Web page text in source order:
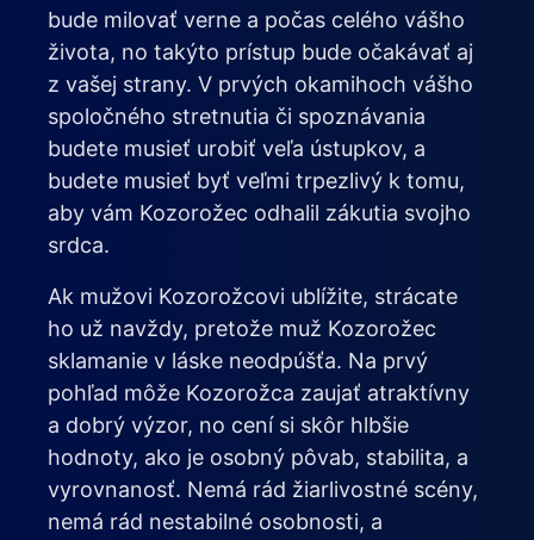
bude milovať verne a počas celého vášho
života, no takýto prístup bude očakávať aj
z vašej strany. V prvých okamihoch vášho
spoločného stretnutia či spoznávania
budete musieť urobiť veľa ústupkov, a
budete musieť byť veľmi trpezlivý k tomu,
aby vám Kozorožec odhalil zákutia svojho
srdca.
Ak mužovi Kozorožcovi ublížite, strácate
ho už navždy, pretože muž Kozorožec
sklamanie v láske neodpúšťa. Na prvý
pohľad môže Kozorožca zaujať atraktívny
a dobrý výzor, no cení si skôr hlbšie
hodnoty, ako je osobný pôvab, stabilita, a
vyrovnanosť. Nemá rád žiarlivostné scény,
nemá rád nestabilné osobnosti, a